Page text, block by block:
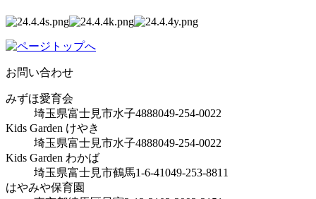
お問い合わせ
みずほ愛育会
埼玉県富士見市水子4888049-254-0022
Kids Garden けやき
埼玉県富士見市水子4888049-254-0022
Kids Garden わかば
埼玉県富士見市鶴馬1-6-41049-253-8811
はやみや保育園